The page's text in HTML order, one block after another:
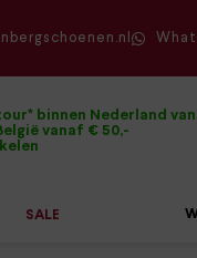
binnen Nederland
vanaf € 50,-
SALE